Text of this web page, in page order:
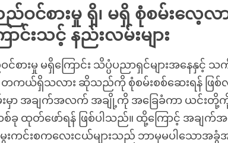
ည်ဝင်စားမှု ရှိ၊ မရှိ စုံစမ်းလေ့
ာင်းသင့် နည်းလမ်းများ
င်စားမှု မရှိကြောင်း သိပ္ပံပညာရှင်များအနေနှင့်
တကယ်ရှိသလား ဆိုသည်ကို စုံစမ်းစစ်ဆေးရန် ဖြစ်
မှာ အချက်အလက် အချို့ကို အခြေခံကာ ယင်းတို့ကို မှန်
ထုတ်ဖော်ရန် ဖြစ်ပါသည်။ ထို့ကြောင့် အချ
ေးကင်းစကလေးငယ်များသည် ဘာမှမပါသောအခွံ